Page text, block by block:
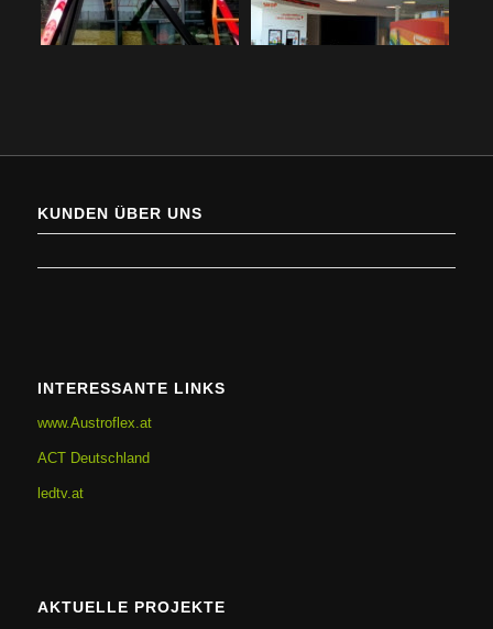
KUNDEN ÜBER UNS
INTERESSANTE LINKS
www.Austroflex.at
ACT Deutschland
ledtv.at
AKTUELLE PROJEKTE